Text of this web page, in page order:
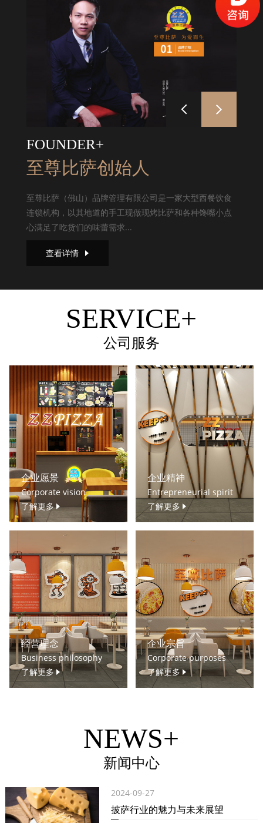
FOUNDER+
至尊比萨创始人
至尊比萨（佛山）品牌管理有限公司是一家大型西餐饮食
连锁机构，以其地道的手工现做现烤比萨和各种馋嘴小点
心满足了吃货们的味蕾需求...
查看详情
SERVICE+
公司服务
企业愿景
Corporate vision
了解更多
企业精神
Entrepreneurial spirit
了解更多
经营理念
Business philosophy
了解更多
企业宗旨
Corporate purposes
了解更多
NEWS+
新闻中心
2024-09-27
披萨行业的魅力与未来展望